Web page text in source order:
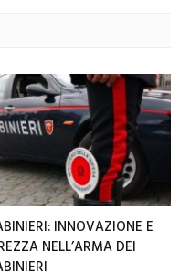
INNOVAZIONE E
NELL’ARMA DEI